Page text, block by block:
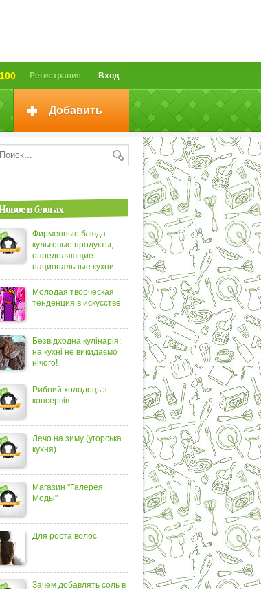
Вход
Регистрация
Добавить
в блогах
Фирменные блюда:
культовые продукты,
определяющие
национальные кухни
Молодая творческая
тенденция в искусстве.
Безвідходна кулінарія:
на кухні не викидаємо
нічого!
Рибний холодець з
консервів
Лечо на зиму (угорська
кухня)
Магазин "Галерея
Моды"
Для роста волос
Зачем добавлять соль в